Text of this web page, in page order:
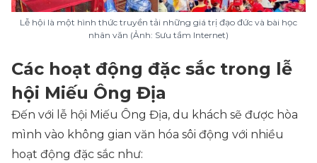
Lễ hội là một hình thức truyền tải những giá trị đạo đức và bài học
nhân văn (Ảnh: Sưu tầm Internet)
Các hoạt động đặc sắc trong lễ
hội Miếu Ông Địa
Đến với lễ hội Miếu Ông Địa, du khách sẽ được hòa
mình vào không gian văn hóa sôi động với nhiều
hoạt động đặc sắc như: